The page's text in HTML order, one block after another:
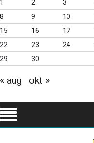
1
2 3
8
9 10
15
16 17
22
23 24
29
30
« aug okt »